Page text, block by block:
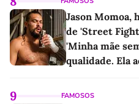
Jason Momoa,
de 'Street
'Minha mãe
qualidade. Ela
9 FAMOSOS